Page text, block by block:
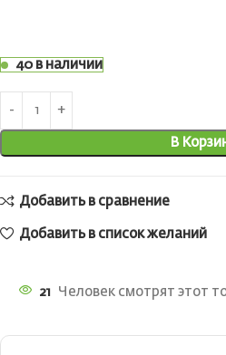
40 в наличии
В
Добавить в сравнение
Добавить в список желаний
21 Человек смотрят этот